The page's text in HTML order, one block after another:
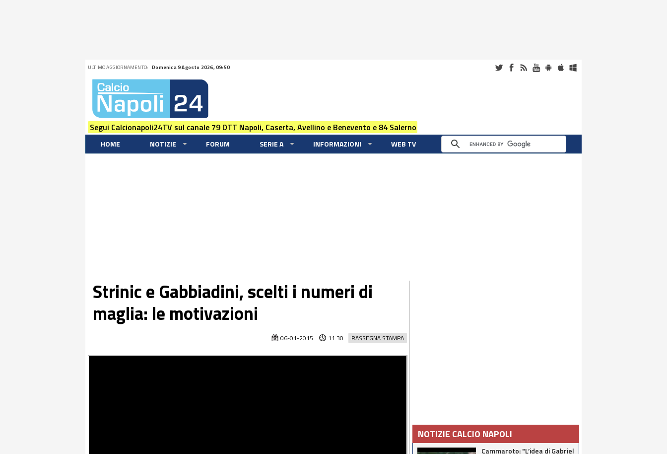
ULTIMO AGGIORNAMENTO: Domenica 9 Agosto 2026, 09:50
Segui Calcionapoli24TV sul canale 79 DTT Napoli, Caserta, Avellino e Benevento e 84 Salerno
HOME NOTIZIE FORUM SERIE A INFORMAZIONI WEB TV
Strinic e Gabbiadini, scelti i numeri di
maglia: le motivazioni
RASSEGNA STAMPA
06-01-2015 11:30
NOTIZIE CALCIO NAPOLI
Cammaroto: "L’idea di Gabriel